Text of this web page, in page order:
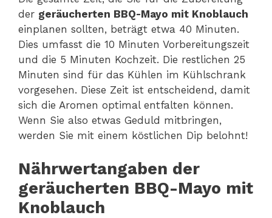
der geräucherten BBQ-Mayo mit Knoblauch
einplanen sollten, beträgt etwa 40 Minuten.
Dies umfasst die 10 Minuten Vorbereitungszeit
und die 5 Minuten Kochzeit. Die restlichen 25
Minuten sind für das Kühlen im Kühlschrank
vorgesehen. Diese Zeit ist entscheidend, damit
sich die Aromen optimal entfalten können.
Wenn Sie also etwas Geduld mitbringen,
werden Sie mit einem köstlichen Dip belohnt!
Nährwertangaben der
geräucherten BBQ-Mayo mit
Knoblauch